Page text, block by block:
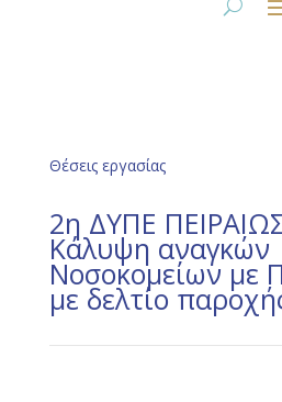
Θέσεις εργασίας
2η ΔΥΠΕ
Κάλυψη αναγκών
Νοσοκομείων με
με δελτίο